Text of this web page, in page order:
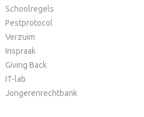
Schoolregels
Pestprotocol
Verzuim
Inspraak
Giving Back
IT-lab
Jongerenrechtbank